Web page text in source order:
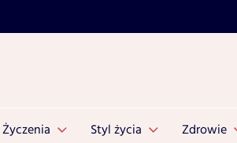
Życzenia Styl życia Zdrowie